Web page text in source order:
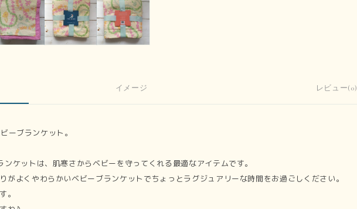
イメージ レビュー(0)
ーブランケット。
ケットは、肌寒さからベビーを守ってくれる最適なアイテムです。
よくやわらかいベビーブランケットでちょっとラグジュアリーな時間をお過ごしください。
。